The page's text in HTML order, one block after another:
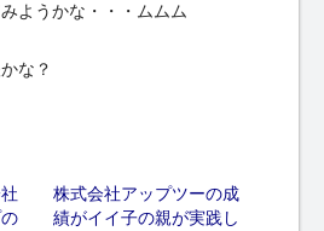
ようかな・・・ムムム
な？
株式会社アップツーの成
績がイイ子の親が実践し